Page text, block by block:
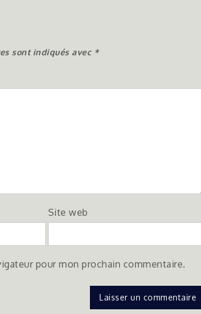
sont indiqués avec *
Site web
pour mon prochain commentaire.